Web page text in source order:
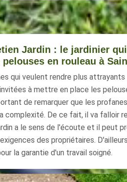
Jardin : le jardinier
pelouses en rouleau à
qui veulent rendre plus
à mettre en place les
de remarquer que les
complexité. De ce fait, il va falloir
a le sens de l'écoute et il peut
des propriétaires.
la garantie d'un travail soigné.